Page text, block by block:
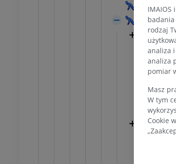
Żyła
Żyła
Żyły
Żyły
Żyły
Żyły
Żyła
MRI stawu
RM przodostopia
RM kończyny
PREMIUM
IMAIOS
rodzaj
analiza
analiza
pomiar
Masz
W tym
Cookie